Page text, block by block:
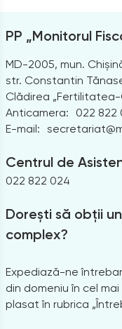
PP „Monitorul
MD-2005, mun.
str. Constantin
Clădirea „Fertilitatea-
Anticamera:
022 822
E-mail:
Centrul de
022 822 024
Dorești să obții
complex?
Expediază-ne
din domeniu în cel
plasat în rubrica